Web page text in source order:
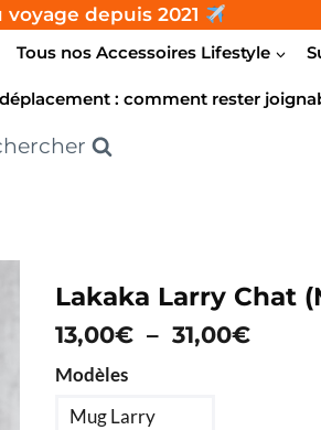
depuis 2021
Tous nos Accessoires Lifestyle
: comment rester
Lakaka Larry Chat
13,00€ – 31,00€Plage
Modèles
Mug Larry